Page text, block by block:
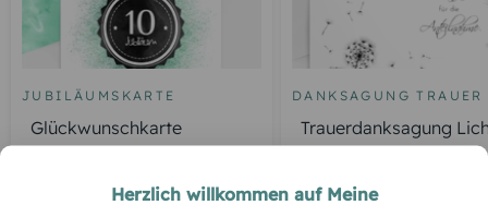
JUBILÄUMSKARTE
Glückwunschkarte
Jubiläum Galaxie
DANKSAGUNG TRAUER
Trauerdanksagung
Leben Pusteblume
Herzlich willkommen auf Meine